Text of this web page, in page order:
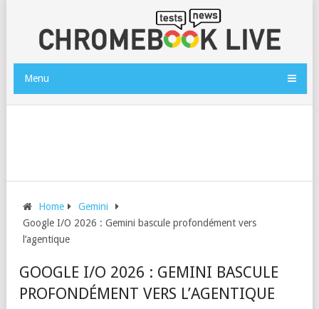
Menu
Home
Gemini
Google I/O 2026 : Gemini bascule profondément vers
l’agentique
GOOGLE I/O 2026 : GEMINI BASCULE
PROFONDÉMENT VERS L’AGENTIQUE